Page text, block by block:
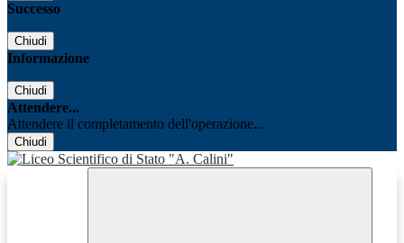
Successo
Chiudi
Informazione
Chiudi
Attendere...
Attendere il completamento dell'operazione...
Chiudi